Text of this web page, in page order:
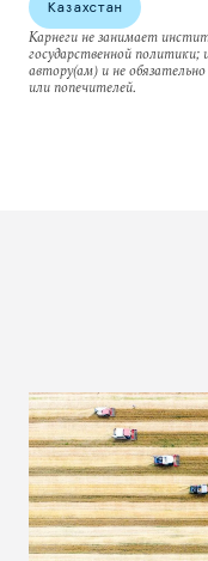
Казахстан
Карнеги не занимает
государственной политики;
автору(ам) и не
или попечителей.